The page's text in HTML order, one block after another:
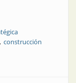
construcción